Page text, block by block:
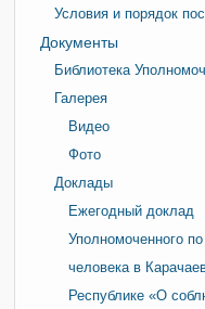
Условия и порядок
Документы
Библиотека
Галерея
Видео
Фото
Доклады
Ежегодный доклад
Уполномоченного
человека в
Республике «О